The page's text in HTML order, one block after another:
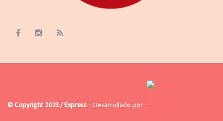
© Copyright 2023 / Express - Desarrollado por -